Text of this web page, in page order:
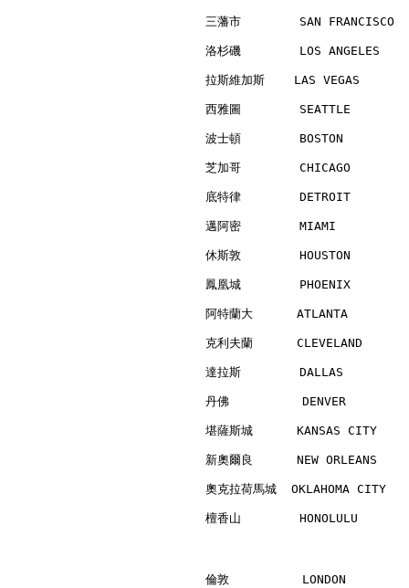
三藩市        SAN
洛杉磯        LOS
拉斯維加斯    LAS
西雅圖        SEATTLE
波士頓        BOSTON
芝加哥        CHICAGO
底特律        DETROIT
邁阿密        MIAMI
休斯敦        HOUSTON
鳳凰城        PHOENIX
阿特蘭大      ATLANTA
克利夫蘭      CLEVELAND
達拉斯        DALLAS
丹佛          DENVER
堪薩斯城      KANSAS
新奧爾良      NEW
奧克拉荷馬城
檀香山        HONOLULU
倫敦          LONDON